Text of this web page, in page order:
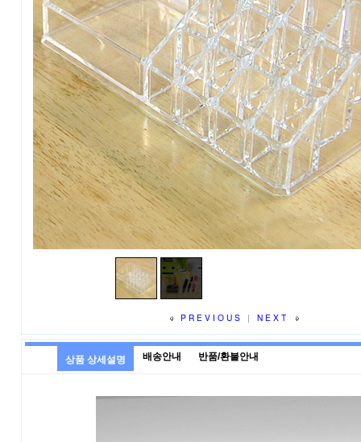
PREVIOUS | NEXT
상품 상세설명 배송안내 반품/환불안내